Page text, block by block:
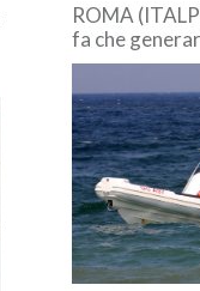
ROMA
fa che
provoca
di fermare la